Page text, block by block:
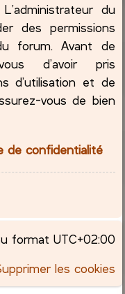
du
des permissions
forum. Avant de
d’avoir pris
d’utilisation et de
vous de bien
de confidentialité
format UTC+02:00
les cookies